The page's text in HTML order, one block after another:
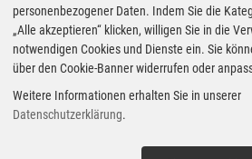
personenbezogener Daten. Indem Sie die
„Alle akzeptieren“ klicken, willigen Sie in die
notwendigen Cookies und Dienste ein. Sie
über den Cookie-Banner widerrufen oder
Weitere Informationen erhalten Sie in unserer
Datenschutzerklärung.